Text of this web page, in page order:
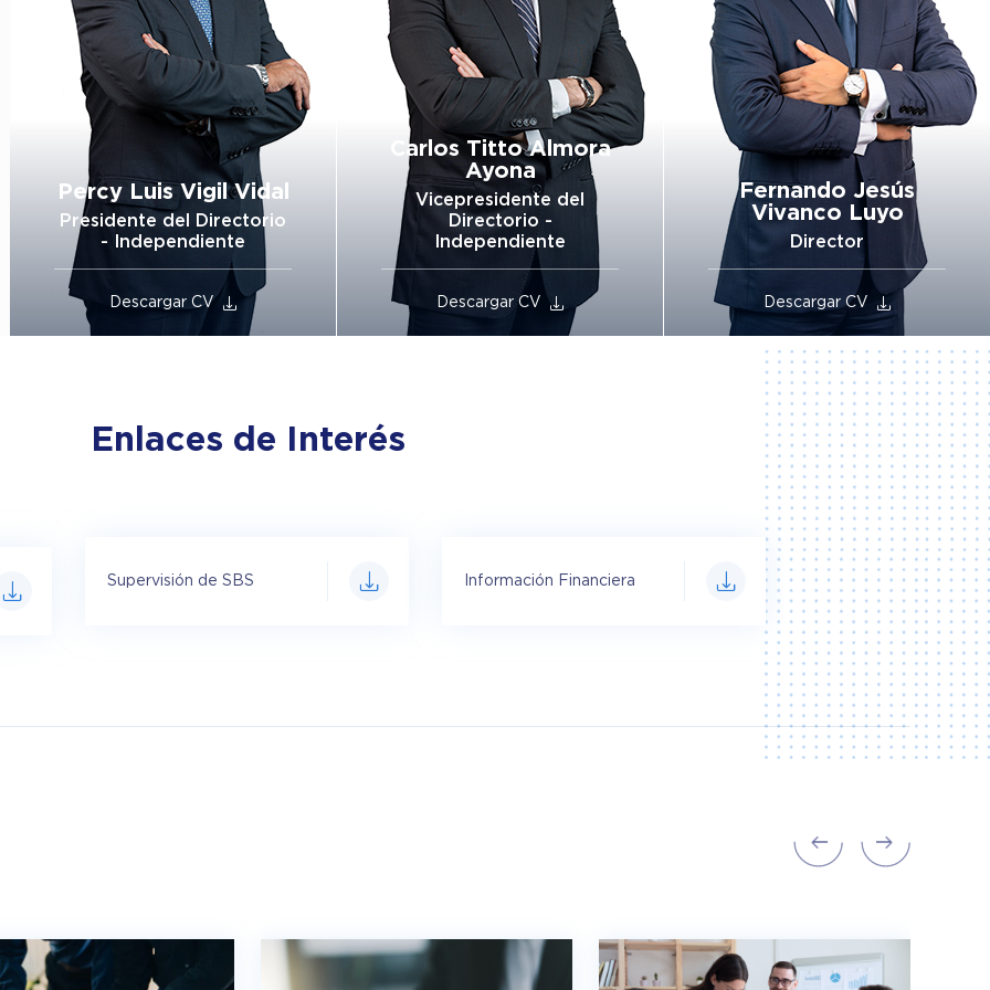
Carlos Titto Almora
Ayona
Vicepresidente del
Directorio -
Independiente
Descargar CV
Fernando Jesús
Vivanco Luyo
Director
Descargar CV
Rosa Mercedes Asca
Cordano
Director Independiente
Descargar CV
Enlaces de Interés
Supervisión de SBS Información Financiera